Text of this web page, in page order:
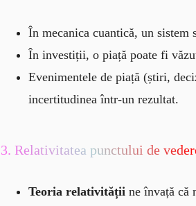
În mecanica cuantică, un sistem
În investiții, o piață poate fi
Evenimentele de piață (știri,
incertitudinea într-un rezultat.
3. Relativitatea punctului de
Teoria relativității ne învață că